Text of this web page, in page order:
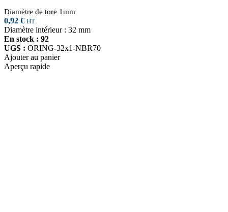
Diamètre de tore 1mm
0,92 € HT
Diamètre intérieur : 32 mm
En stock : 92
UGS : ORING-32x1-NBR70
Ajouter au panier
Aperçu rapide